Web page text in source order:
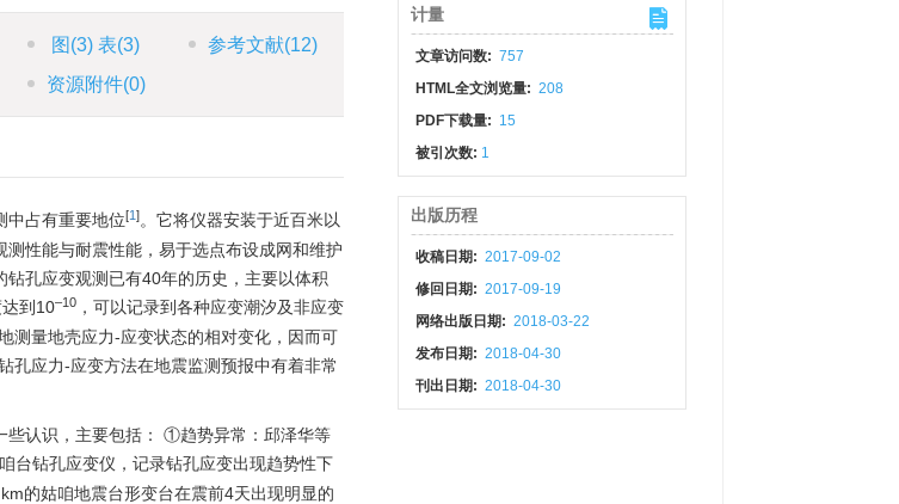
图 (3)表(3) 参考文献(12)
资源附件(0)
中占有重要地位[1]。它将仪器安装于近百米以
性能与耐震性能，易于选点布设成网和维护
孔应变观测已有40年的历史，主要以体积
到10–10 ，可以记录到各种应变潮汐及非应变
测量地壳应力-应变状态的相对变化，因而可
孔应力-应变方法在地震监测预报中有着非常
些认识，主要包括： ①趋势异常：邱泽华等
台钻孔应变仪，记录钻孔应变出现趋势性下
的姑咱地震台形变台在震前4天出现明显的
计量
文章访问数: 757
HTML全文浏览量: 208
PDF下载量: 15
被引次数: 1
出版历程
收稿日期: 2017-09-02
修回日期: 2017-09-19
网络出版日期: 2018-03-22
发布日期: 2018-04-30
刊出日期: 2018-04-30